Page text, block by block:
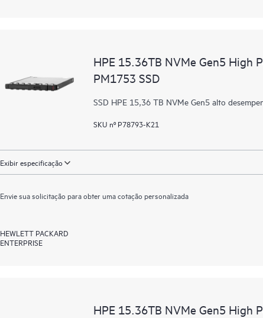
HPE 15.36TB NVMe Gen5 High
PM1753 SSD
SSD HPE 15,36 TB NVMe Gen5 alto
SKU nº P78793-K21
Exibir especificação
Envie sua solicitação para obter uma cotação personalizada
HEWLETT PACKARD
ENTERPRISE
HPE 15.36TB NVMe Gen5 High